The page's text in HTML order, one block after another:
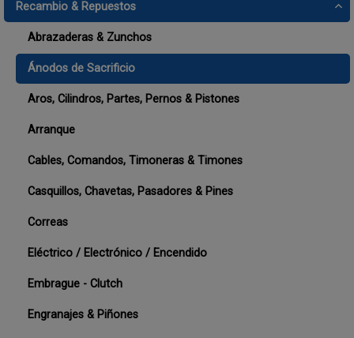
Recambio & Repuestos
Abrazaderas & Zunchos
Ánodos de Sacrificio
Aros, Cilindros, Partes, Pernos & Pistones
Arranque
Cables, Comandos, Timoneras & Timones
Casquillos, Chavetas, Pasadores & Pines
Correas
Eléctrico / Electrónico / Encendido
Embrague - Clutch
Engranajes & Piñones